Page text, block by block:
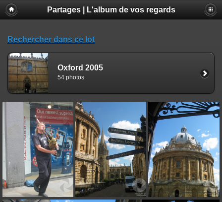
Partages | L'album de vos regards
Rechercher dans ce lot
Oxford 2005
54 photos